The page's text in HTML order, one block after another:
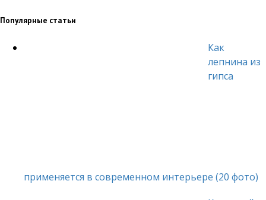
Популярные статьи
Как
лепнина из
гипса
применяется в современном интерьере (20 фото)